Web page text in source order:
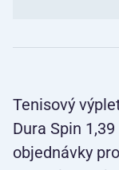
Tenisový
Dura Spin
objednávky